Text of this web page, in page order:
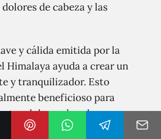
de cabeza y las
y cálida emitida por la
Himalaya ayuda a crear un
y tranquilizador. Esto
beneficioso para
dolores de cabeza y
al estrés o a la tensión